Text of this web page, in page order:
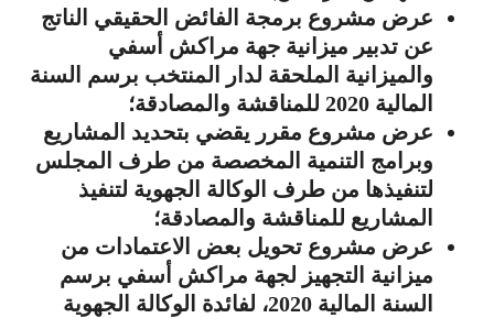
عرض مشروع برمجة الفائض الحقيقي الناتج
عن تدبير ميزانية جهة مراكش أسفي
والميزانية الملحقة لدار المنتخب برسم السنة
المالية 2020 للمناقشة والمصادقة؛
عرض مشروع مقرر يقضي بتحديد المشاريع
وبرامج التنمية المخصصة من طرف المجلس
لتنفيذها من طرف الوكالة الجهوية لتنفيذ
المشاريع للمناقشة والمصادقة؛
عرض مشروع تحويل بعض الاعتمادات من
ميزانية التجهيز لجهة مراكش أسفي برسم
السنة المالية 2020، لفائدة الوكالة الجهوية